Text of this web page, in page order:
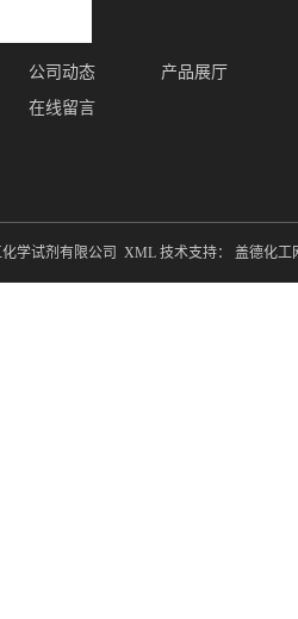
公司动态
产品展厅
在线留言
学试剂有限公司 XML 技术支持： 盖德化工